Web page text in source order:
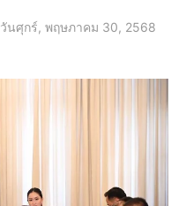
วันศุกร์, พฤษภาคม 30, 2568